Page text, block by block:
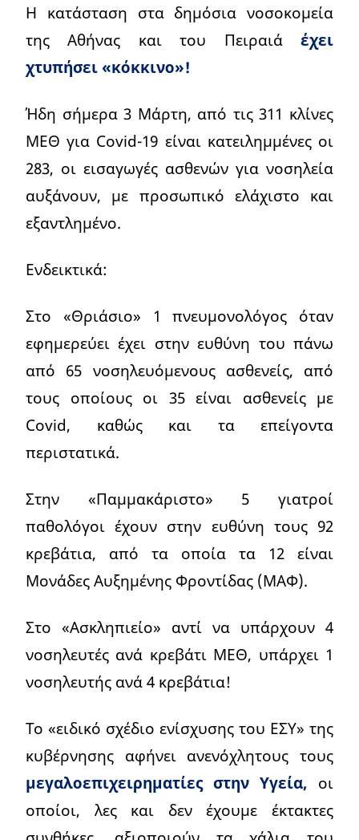
Η κατάσταση στα δημόσια νοσοκομεία
της Αθήνας και του Πειραιά έχει
χτυπήσει «κόκκινο»!
Ήδη σήμερα 3 Μάρτη, από τις 311 κλίνες
ΜΕΘ για Covid-19 είναι κατειλημμένες οι
283, οι εισαγωγές ασθενών για νοσηλεία
αυξάνουν, με προσωπικό ελάχιστο και
εξαντλημένο.
Ενδεικτικά:
Στο «Θριάσιο» 1 πνευμονολόγος όταν
εφημερεύει έχει στην ευθύνη του πάνω
από 65 νοσηλευόμενους ασθενείς, από
τους οποίους οι 35 είναι ασθενείς με
Covid, καθώς και τα επείγοντα
περιστατικά.
Στην «Παμμακάριστο» 5 γιατροί
παθολόγοι έχουν στην ευθύνη τους 92
κρεβάτια, από τα οποία τα 12 είναι
Μονάδες Αυξημένης Φροντίδας (ΜΑΦ).
Στο «Ασκληπιείο» αντί να υπάρχουν 4
νοσηλευτές ανά κρεβάτι ΜΕΘ, υπάρχει 1
νοσηλευτής ανά 4 κρεβάτια!
Το «ειδικό σχέδιο ενίσχυσης του ΕΣΥ» της
κυβέρνησης αφήνει ανενόχλητους τους
μεγαλοεπιχειρηματίες στην Υγεία, οι
οποίοι, λες και δεν έχουμε έκτακτες